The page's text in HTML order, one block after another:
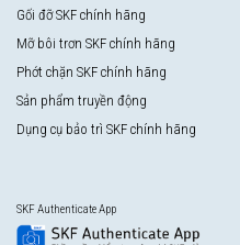
Gối đỡ SKF chính hãng
Mỡ bôi trơn SKF chính hãng
Phớt chặn SKF chính hãng
Sản phẩm truyền động
Dụng cụ bảo trì SKF chính hãng
SKF Authenticate App